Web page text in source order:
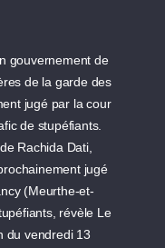
gouvernement de
de la garde des
jugé par la cour
de stupéfiants.
Rachida Dati,
jugé
(Meurthe-et-
révèle Le
du vendredi 13